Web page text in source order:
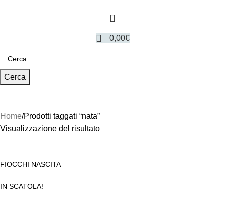
0,00€
Cerca
Home Prodotti taggati “nata”
Visualizzazione del risultato
FIOCCHI NASCITA
IN SCATOLA!